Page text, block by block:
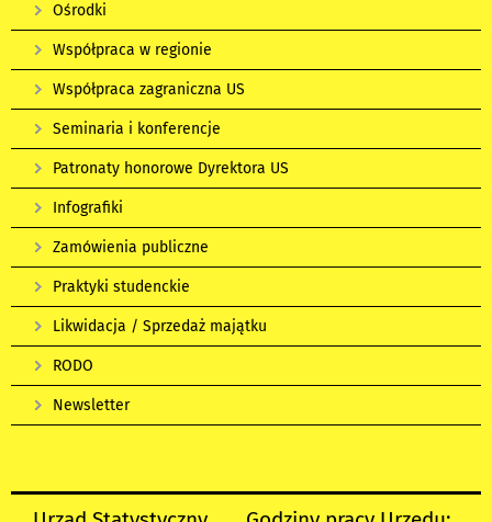
Ośrodki
Współpraca w regionie
Współpraca zagraniczna US
Seminaria i konferencje
Patronaty honorowe Dyrektora US
Infografiki
Zamówienia publiczne
Praktyki studenckie
Likwidacja / Sprzedaż majątku
RODO
Newsletter